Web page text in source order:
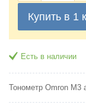
Купить в 1
Есть в наличии
Тонометр Omron M3